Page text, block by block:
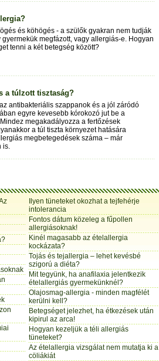
és köhögés - a szülők gyakran nem tudják
megfázott, vagy allergiás-e. Hogyan
tenni a két betegség között?
a túlzott tisztaság?
antibakteriális szappanok és a jól záródó
egyre kevesebb kórokozó jut be a
megakadályozza a fertőzések
a túl tiszta környezet hatására
megbetegedések száma – már
is.
Ilyen tüneteket okozhat a tejfehérje
intolerancia
Fontos dátum közeleg a fűpollen
allergiásoknak!
Kinél magasabb az ételallergia
kockázata?
Tojás és tejallergia – lehet kevésbé
szigorú a diéta?
Mit tegyünk, ha anafilaxia jelentkezik
ételallergiás gyermekünknél?
Olajosmag-allergia - minden magfélét
kerülni kell?
Betegséget jelezhet, ha étkezések után
kipirul az arca!
Hogyan kezeljük a téli allergiás
tüneteket?
Az ételallergia vizsgálat nem mutatja ki a
cöliákiát